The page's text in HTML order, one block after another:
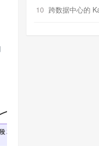
25%
10 跨数据中心的